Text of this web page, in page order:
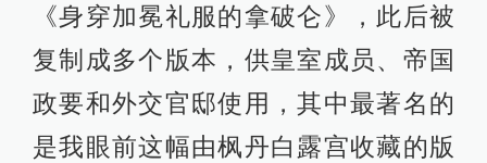
《身穿加冕礼服的拿破仑》，此后被
复制成多个版本，供皇室成员、帝国
政要和外交官邸使用，其中最著名的
是我眼前这幅由枫丹白露宫收藏的版